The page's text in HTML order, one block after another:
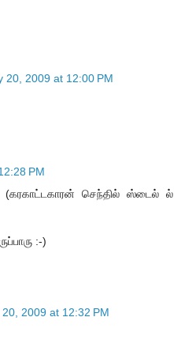
20, 2009 at 12:00 PM
PM
(கரகாட்டகாரன் செந்தில் ஸ்டைல் ல்
:-)
2009 at 12:32 PM